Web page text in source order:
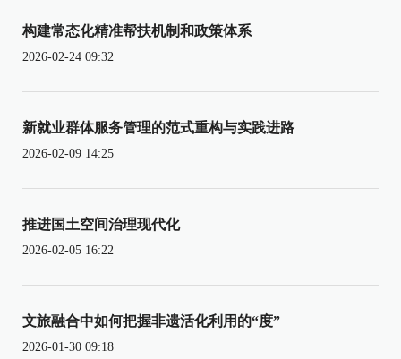
构建常态化精准帮扶机制和政策体系
2026-02-24 09:32
新就业群体服务管理的范式重构与实践进路
2026-02-09 14:25
推进国土空间治理现代化
2026-02-05 16:22
文旅融合中如何把握非遗活化利用的“度”
2026-01-30 09:18